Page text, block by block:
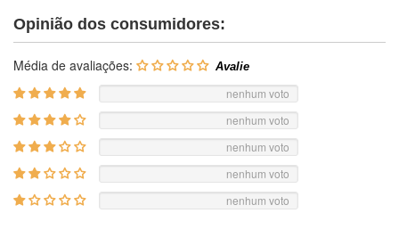
Opinião dos consumidores:
Média de avaliações:
nenhum voto
nenhum voto
nenhum voto
nenhum voto
nenhum voto